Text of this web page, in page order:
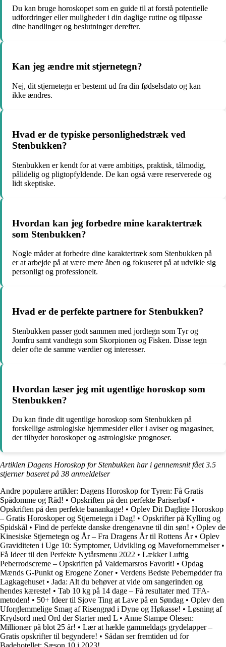
Du kan bruge horoskopet som en guide til at forstå potentielle
udfordringer eller muligheder i din daglige rutine og tilpasse
dine handlinger og beslutninger derefter.
Kan jeg ændre mit stjernetegn?
Nej, dit stjernetegn er bestemt ud fra din fødselsdato og kan
ikke ændres.
Hvad er de typiske personlighedstræk ved
Stenbukken?
Stenbukken er kendt for at være ambitiøs, praktisk, tålmodig,
pålidelig og pligtopfyldende. De kan også være reserverede og
lidt skeptiske.
Hvordan kan jeg forbedre mine karaktertræk
som Stenbukken?
Nogle måder at forbedre dine karaktertræk som Stenbukken på
er at arbejde på at være mere åben og fokuseret på at udvikle sig
personligt og professionelt.
Hvad er de perfekte partnere for Stenbukken?
Stenbukken passer godt sammen med jordtegn som Tyr og
Jomfru samt vandtegn som Skorpionen og Fisken. Disse tegn
deler ofte de samme værdier og interesser.
Hvordan læser jeg mit ugentlige horoskop som
Stenbukken?
Du kan finde dit ugentlige horoskop som Stenbukken på
forskellige astrologiske hjemmesider eller i aviser og magasiner,
der tilbyder horoskoper og astrologiske prognoser.
Artiklen Dagens Horoskop for Stenbukken har i gennemsnit fået3.5
stjerner baseret på 38 anmeldelser
Andre populære artikler: Dagens Horoskop for Tyren: Få Gratis
Spådomme og Råd! • Opskriften på den perfekte Pariserbøf•
Opskriften på den perfekte banankage! • Oplev Dit Daglige Horoskop
– Gratis Horoskoper og Stjernetegn i Dag! • Opskrifter på Kylling og
Spidskål • Find de perfekte danske drengenavne til din søn! • Oplev de
Kinesiske Stjernetegn og År – Fra Dragens År til Rottens År• Oplev
Graviditeten i Uge 10: Symptomer, Udvikling og Mavefornemmelser•
Få Ideer til den Perfekte Nytårsmenu 2022 • Lækker Luftig
Peberrodscreme – Opskriften på Valdemarsros Favorit! • Opdag
Mænds G-Punkt og Erogene Zoner• Verdens Bedste Pebernødder fra
Lagkagehuset • Jada: Alt du behøver at vide om sangerinden og
hendes kæreste! • Tab 10 kg på 14 dage – Få resultater med TFA-
metoden! • 50+ Ideer til Sjove Ting at Lave på en Søndag • Oplev den
Uforglemmelige Smag af Risengrød i Dyne og Høkasse! • Løsning af
Krydsord med Ord der Starter med L • Anne Stampe Olesen:
Millionær på blot 25 år! • Lær at hækle gammeldags grydelapper –
Gratis opskrifter til begyndere! • Sådan ser fremtiden ud for